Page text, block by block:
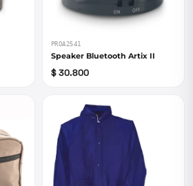
PROA2541
Speaker Bluetooth Artix II
$ 30.800